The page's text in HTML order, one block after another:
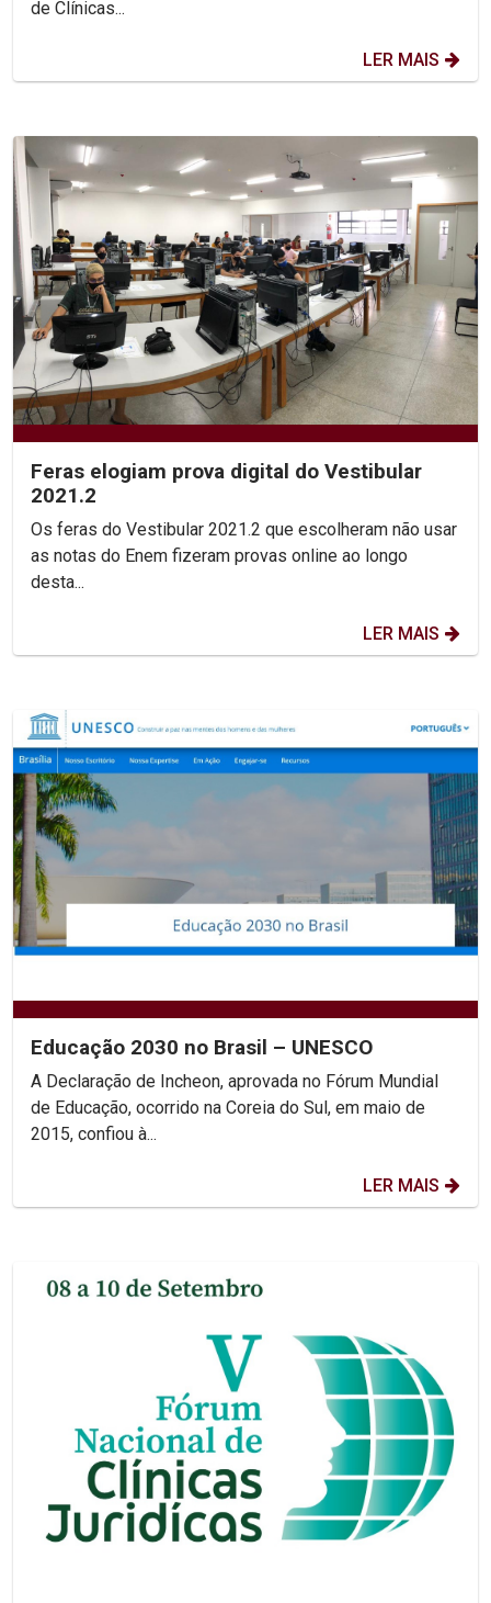
de Clínicas...
LER MAIS
Feras elogiam prova digital do Vestibular
2021.2
Os feras do Vestibular 2021.2 que escolheram não usar
as notas do Enem fizeram provas online ao longo
desta...
LER MAIS
Educação 2030 no Brasil – UNESCO
A Declaração de Incheon, aprovada no Fórum Mundial
de Educação, ocorrido na Coreia do Sul, em maio de
2015, confiou à...
LER MAIS